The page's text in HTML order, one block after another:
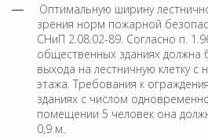
Оптимальную ширину
зрения норм пожарной
СНиП 2.08.02-89. Согласно п.
общественных зданиях
выхода на лестничную клетку с
этажа. Требования к
зданиях с числом
помещении 5 человек она
0,9 м.